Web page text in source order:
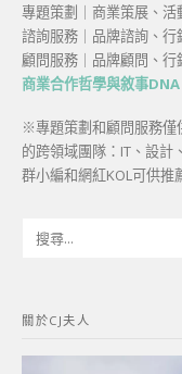
專題策劃｜商業策展、
諮詢服務｜品牌諮詢、
顧問服務｜品牌顧問、
商業合作哲學與敘事DNA
※專題策劃和顧問服務僅
的跨領域團隊：IT、設計
群小編和網紅KOL可供推
字:
關於CJ夫人